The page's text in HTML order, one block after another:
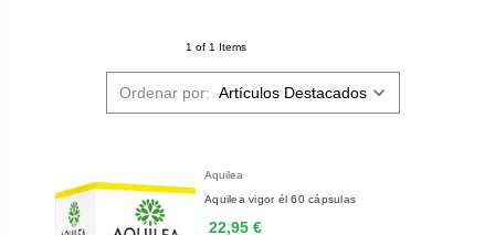
1 of 1 Items
Ordenar por:
Aquilea
Aquilea vigor él 60 cápsulas
22,95 €